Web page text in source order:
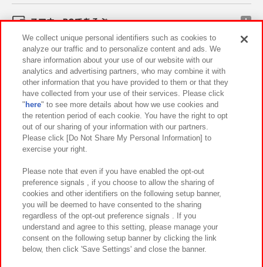
スマホ・PCであそぶ
イベント・キャンペーン
関連会社 サステナビリティ サイトポリシー
プライバシーポリシー ウェブアクセシビリティ方針と検証結果
お取引先さまとともに
カスタマーハラスメント対応方針 よくあるご質問・お問い合わせ
©Bandai Namco Amusement Inc.
We collect unique personal identifiers such as cookies to
analyze our traffic and to personalize content and ads. We
share information about your use of our website with our
analytics and advertising partners, who may combine it with
other information that you have provided to them or that they
have collected from your use of their services. Please click
" here" to see more details about how we use cookies and
the retention period of each cookie. You have the right to opt
out of our sharing of your information with our partners.
Please click [Do Not Share My Personal Information] to
exercise your right.
Please note that even if you have enabled the opt-out
preference signals , if you choose to allow the sharing of
cookies and other identifiers on the following setup banner,
you will be deemed to have consented to the sharing
regardless of the opt-out preference signals . If you
understand and agree to this setting, please manage your
consent on the following setup banner by clicking the link
below, then click 'Save Settings' and close the banner.